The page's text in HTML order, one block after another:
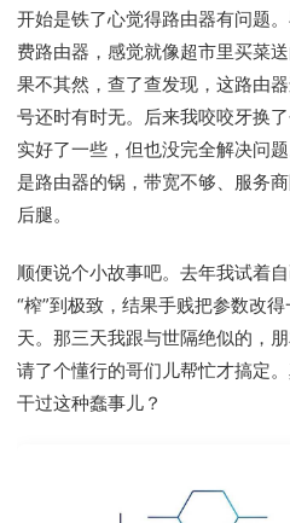
开始是铁了心觉得路由器有问题
费路由器，感觉就像超市里买菜
果不其然，查了查发现，这路由
号还时有时无。后来我咬咬牙换
实好了一些，但也没完全解决问
是路由器的锅，带宽不够、服务
后腿。
顺便说个小故事吧。去年我试着
“榨”到极致，结果手贱把参数改
天。那三天我跟与世隔绝似的，
请了个懂行的哥们儿帮忙才搞定
干过这种蠢事儿？